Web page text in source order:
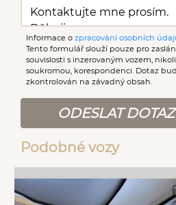
Informace o zpracování osobních
Tento formulář slouží pouze pro
souvislosti s inzerovaným vozem,
soukromou, korespondenci. Dotaz
zkontrolován na závadný obsah.
ODESLAT
Podobné vozy